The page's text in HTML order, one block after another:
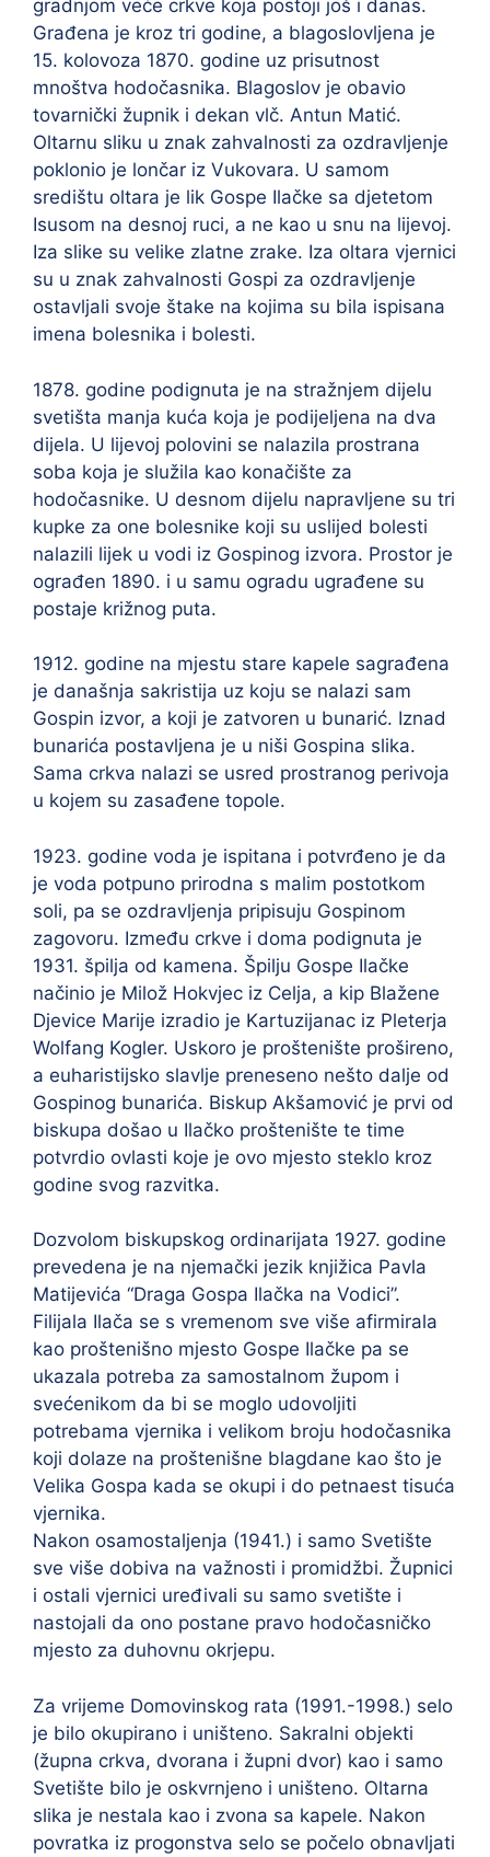
gradnjom veće crkve koja postoji još i danas.
Građena je kroz tri godine, a blagoslovljena je
15. kolovoza 1870. godine uz prisutnost
mnoštva hodočasnika. Blagoslov je obavio
tovarnički župnik i dekan vlč. Antun Matić.
Oltarnu sliku u znak zahvalnosti za ozdravljenje
poklonio je lončar iz Vukovara. U samom
središtu oltara je lik Gospe Ilačke sa djetetom
Isusom na desnoj ruci, a ne kao u snu na lijevoj.
Iza slike su velike zlatne zrake. Iza oltara vjernici
su u znak zahvalnosti Gospi za ozdravljenje
ostavljali svoje štake na kojima su bila ispisana
imena bolesnika i bolesti.
1878. godine podignuta je na stražnjem dijelu
svetišta manja kuća koja je podijeljena na dva
dijela. U lijevoj polovini se nalazila prostrana
soba koja je služila kao konačište za
hodočasnike. U desnom dijelu napravljene su tri
kupke za one bolesnike koji su uslijed bolesti
nalazili lijek u vodi iz Gospinog izvora. Prostor je
ograđen 1890. i u samu ogradu ugrađene su
postaje križnog puta.
1912. godine na mjestu stare kapele sagrađena
je današnja sakristija uz koju se nalazi sam
Gospin izvor, a koji je zatvoren u bunarić. Iznad
bunarića postavljena je u niši Gospina slika.
Sama crkva nalazi se usred prostranog perivoja
u kojem su zasađene topole.
1923. godine voda je ispitana i potvrđeno je da
je voda potpuno prirodna s malim postotkom
soli, pa se ozdravljenja pripisuju Gospinom
zagovoru. Između crkve i doma podignuta je
1931. špilja od kamena. Špilju Gospe Ilačke
načinio je Milož Hokvjec iz Celja, a kip Blažene
Djevice Marije izradio je Kartuzijanac iz Pleterja
Wolfang Kogler. Uskoro je proštenište prošireno,
a euharistijsko slavlje preneseno nešto dalje od
Gospinog bunarića. Biskup Akšamović je prvi od
biskupa došao u Ilačko proštenište te time
potvrdio ovlasti koje je ovo mjesto steklo kroz
godine svog razvitka.
Dozvolom biskupskog ordinarijata 1927. godine
prevedena je na njemački jezik knjižica Pavla
Matijevića “Draga Gospa Ilačka na Vodici”.
Filijala Ilača se s vremenom sve više afirmirala
kao proštenišno mjesto Gospe Ilačke pa se
ukazala potreba za samostalnom župom i
svećenikom da bi se moglo udovoljiti
potrebama vjernika i velikom broju hodočasnika
koji dolaze na proštenišne blagdane kao što je
Velika Gospa kada se okupi i do petnaest tisuća
vjernika.
Nakon osamostaljenja (1941.) i samo Svetište
sve više dobiva na važnosti i promidžbi. Župnici
i ostali vjernici uređivali su samo svetište i
nastojali da ono postane pravo hodočasničko
mjesto za duhovnu okrjepu.
Za vrijeme Domovinskog rata (1991.-1998.) selo
je bilo okupirano i uništeno. Sakralni objekti
(župna crkva, dvorana i župni dvor) kao i samo
Svetište bilo je oskvrnjeno i uništeno. Oltarna
slika je nestala kao i zvona sa kapele. Nakon
povratka iz progonstva selo se počelo obnavljati